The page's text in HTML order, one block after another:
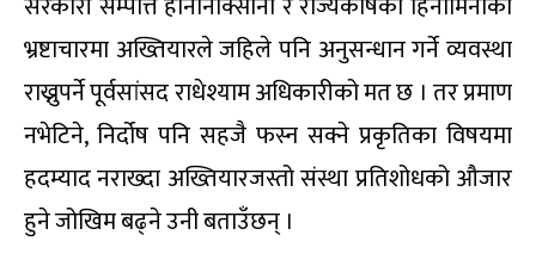
भ्रष्टाचारमा अख्तियारले जहिले पनि अनुसन्धान गर्ने व्यवस्था
राख्नुपर्ने पूर्वसांसद राधेश्याम अधिकारीको मत छ । तर प्रमाण
नभेटिने, निर्दोष पनि सहजै फस्न सक्ने प्रकृतिका विषयमा
हदम्याद नराख्दा अख्तियारजस्तो संस्था प्रतिशोधको औजार
हुने जोखिम बढ्ने उनी बताउँछन् ।